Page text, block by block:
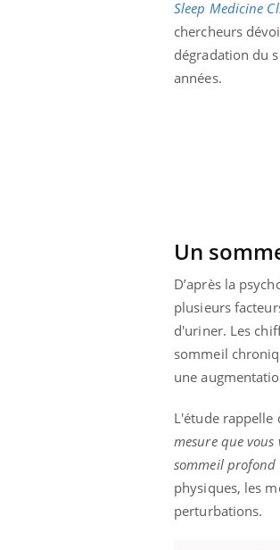
Sleep Medicine
chercheurs
dégradation du
années.
Un
D’après la
plusieurs
d'uriner. Les
sommeil
une
L'étude rappelle
mesure que
sommeil profond
physiques, les
perturbations.
COUP DE FOOD sur le
Coup de food sur le
bouscule les idées reçues !